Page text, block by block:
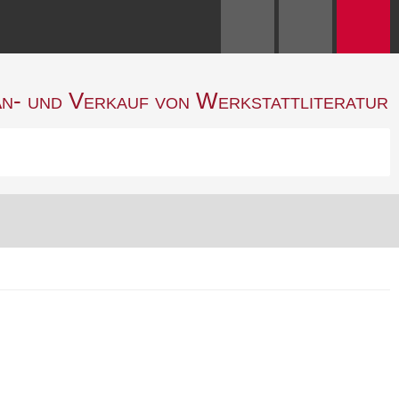
und Verkauf von Werkstattliteratur